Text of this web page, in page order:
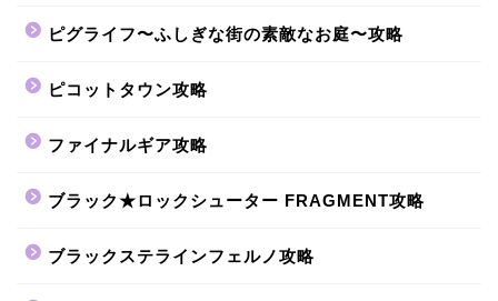
ピグライフ〜ふしぎな街の素敵なお庭〜攻略
ピコットタウン攻略
ファイナルギア攻略
ブラック★ロックシューター FRAGMENT攻略
ブラックステラインフェルノ攻略